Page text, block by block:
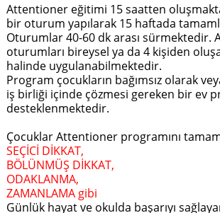
Attentioner eğitimi 15 saatten
bir oturum yapılarak 15 haftada
Oturumlar 40-60 dk arası sürmektedir.
oturumları bireysel ya da 4 kişiden
halinde uygulanabilmektedir.
Program çocukların bağımsız olarak
iş birliği içinde çözmesi gereken bir ev
desteklenmektedir.
Çocuklar Attentioner programını
SEÇİCİ DİKKAT,
BÖLÜNMÜŞ DİKKAT,
ODAKLANMA,
ZAMANLAMA gibi
Günlük hayat ve okulda başarıyı